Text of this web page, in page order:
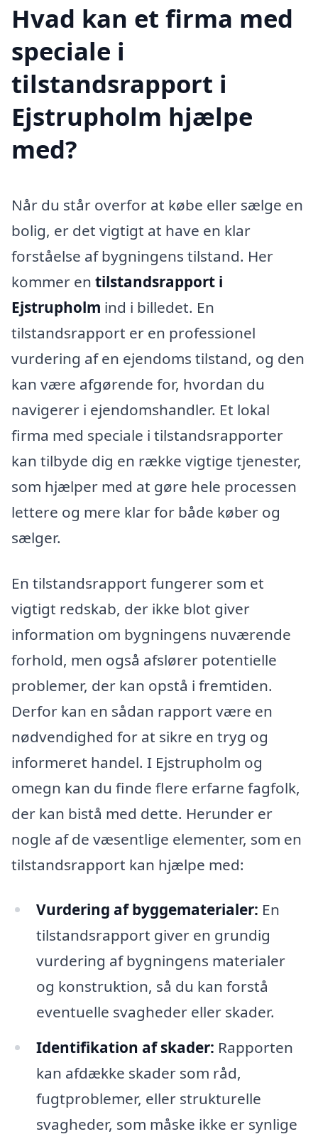
Hvad kan et firma med
speciale i
tilstandsrapport i
Ejstrupholm hjælpe
med?
Når du står overfor at købe eller sælge en
bolig, er det vigtigt at have en klar
forståelse af bygningens tilstand. Her
kommer en tilstandsrapport i
Ejstrupholm ind i billedet. En
tilstandsrapport er en professionel
vurdering af en ejendoms tilstand, og den
kan være afgørende for, hvordan du
navigerer i ejendomshandler. Et lokal
firma med speciale i tilstandsrapporter
kan tilbyde dig en række vigtige tjenester,
som hjælper med at gøre hele processen
lettere og mere klar for både køber og
sælger.
En tilstandsrapport fungerer som et
vigtigt redskab, der ikke blot giver
information om bygningens nuværende
forhold, men også afslører potentielle
problemer, der kan opstå i fremtiden.
Derfor kan en sådan rapport være en
nødvendighed for at sikre en tryg og
informeret handel. I Ejstrupholm og
omegn kan du finde flere erfarne fagfolk,
der kan bistå med dette. Herunder er
nogle af de væsentlige elementer, som en
tilstandsrapport kan hjælpe med:
Vurdering af byggematerialer: En
tilstandsrapport giver en grundig
vurdering af bygningens materialer
og konstruktion, så du kan forstå
eventuelle svagheder eller skader.
Identifikation af skader: Rapporten
kan afdække skader som råd,
fugtproblemer, eller strukturelle
svagheder, som måske ikke er synlige